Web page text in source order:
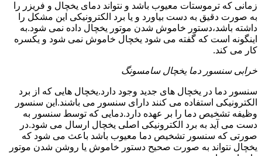
زمانی که ترموستات معیوب باشد و نتواند دمای یخچال و فریزر را
به صورت دقیق به دست بیاورد و یا برد الکترونیکی این مشکل را
داشته باشد،دستور خاموش شدن موتور یخچال داده نمی شود.به
اینگونه است که گفته می شود یخچال خاموش نمی شود و یکسره
کار می کند.
خرابی سنسور دما یخچال سامسونگ
سنسور دما در یخچال های جدید وجود دارد.یخچال هایی که از برد
الکترونیکی استفاده می کنند دارای سنسور می باشند.این سنسور
وظیفه تشخیص دما را بر عهده دارد.دمایی که توسط سنسور به
دست می آید به برد الکترونیکی اصلی یخچال ارسال می شود.در
صورتی که سنسور تشخیص دما معیوب باشد باعث می شود که
یخچال نتواند به صورت صحیح دستور خاموش یا روشن شدن موتور